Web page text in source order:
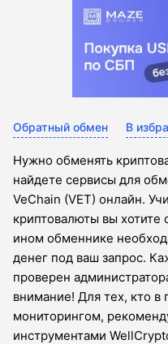
Обратный обмен В
Нужно обменять
найдете сервисы для
VeChain (VET) онлайн.
криптовалюты вы хотите
ином обменнике
денег под ваш запрос.
проверен
внимание! Для тех, кто в
мониторингом,
инструментами